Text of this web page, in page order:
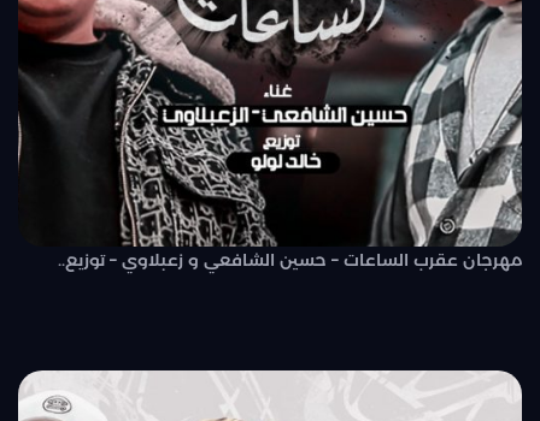
مهرجان عقرب الساعات – حسين الشافعي و زعبلاوي – توزيع..